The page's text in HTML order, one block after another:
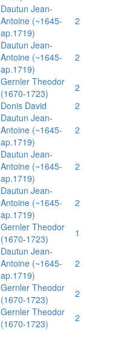
Dautun Jean-
Antoine (~1645-
ap.1719)
2
Dautun Jean-
Antoine (~1645-
ap.1719)
2
Gernler Theodor
(1670-1723)
2
Donis David
2
Dautun Jean-
Antoine (~1645-
ap.1719)
2
Dautun Jean-
Antoine (~1645-
ap.1719)
2
Dautun Jean-
Antoine (~1645-
ap.1719)
2
Gernler Theodor
(1670-1723)
1
Dautun Jean-
Antoine (~1645-
ap.1719)
2
Gernler Theodor
(1670-1723)
2
Gernler Theodor
(1670-1723)
2